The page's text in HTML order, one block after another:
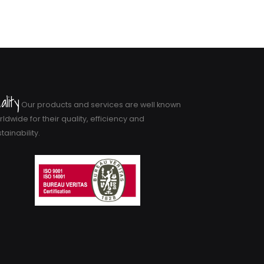
Our products and services are well known
for their quality, efficiency and